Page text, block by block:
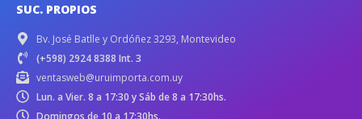
SUC. PROPIOS
Bv. José Batlle y Ordóñez 3293, Montevideo
(+598) 2924 8388 Int. 3
ventasweb@uruimporta.com.uy
Lun. a Vier. 8 a 17:30 y Sáb de 8 a 17:30hs.
Domingos de 10 a 17:30hs.